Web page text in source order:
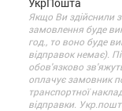
Якщо Ви здійснили
замовлення буде
год., то воно буде
відправок немає).
обов'язково
оплачує замовник
транспортної
відправки.